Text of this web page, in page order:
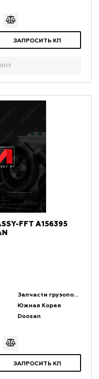
ЗАПРОСИТЬ КП
FFT A156395
Запчасти грузоподъемной мачты и каретки
Южная Корея
Doosan
ЗАПРОСИТЬ КП